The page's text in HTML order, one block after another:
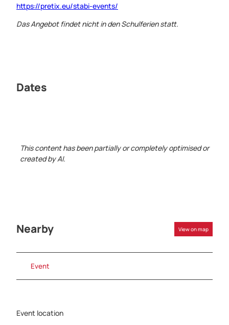
https://pretix.eu/stabi-events/
Das Angebot findet nicht in den Schulferien statt.
Dates
This content has been partially or completely optimised or
created by AI.
Nearby View on map
Event
Event location